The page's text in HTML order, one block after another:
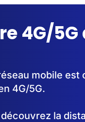
4G/
mobile est
4G/5G.
la